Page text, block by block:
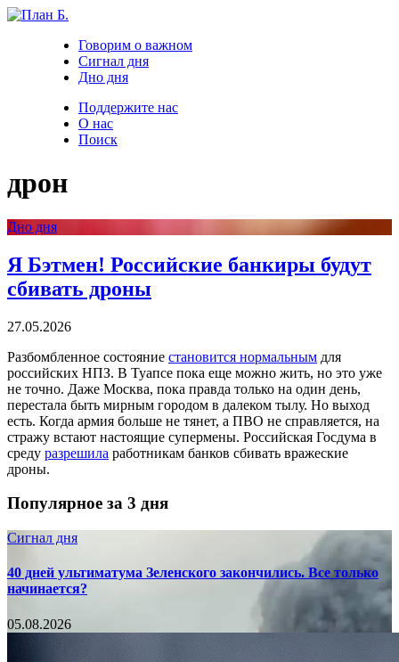
Говорим о важном
Сигнал дня
Дно дня
Поддержите нас
О нас
Поиск
дрон
Дно дня
Я Бэтмен! Российские банкиры будут
сбивать дроны
27.05.2026
Разбомбленное состояние становится нормальным для
российских НПЗ. В Туапсе пока еще можно жить, но это уже
не точно. Даже Москва, пока правда только на один день,
перестала быть мирным городом в далеком тылу. Но выход
есть. Когда армия больше не тянет, а ПВО не справляется, на
стражу встают настоящие супермены. Российская Госдума в
среду разрешила работникам банков сбивать вражеские
дроны.
Популярное за 3 дня
Сигнал дня
40 дней ультиматума Зеленского закончились. Все только
начинается?
05.08.2026